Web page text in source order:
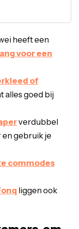
heeft een
voor een
of
alles goed bij
verdubbel
gebruik je
commodes
liggen ook